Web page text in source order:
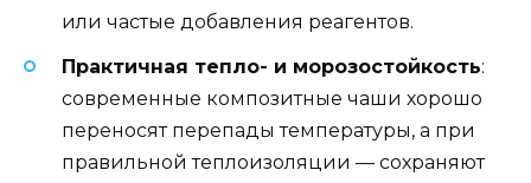
или частые добавления реагентов.
Практичная тепло- и морозостойкость:
современные композитные чаши хорошо
переносят перепады температуры, а при
правильной теплоизоляции — сохраняют